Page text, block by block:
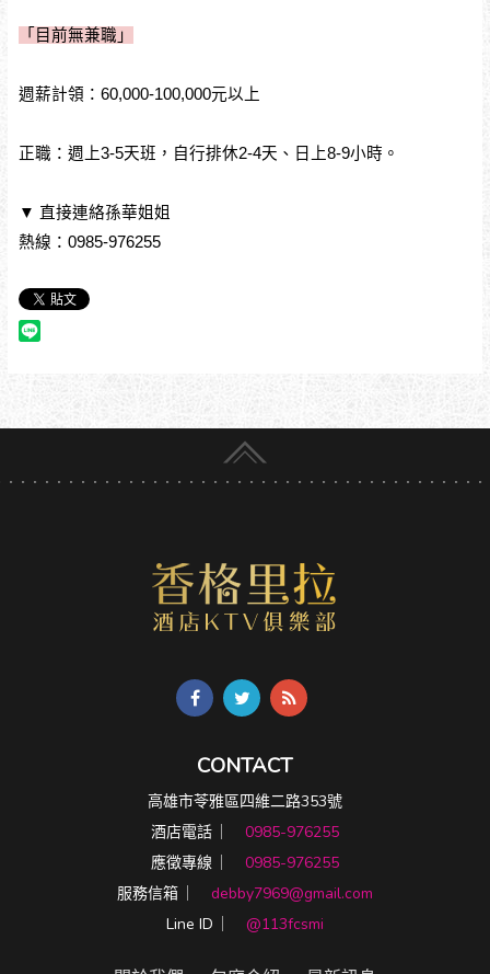
「目前無兼職」
週薪計領：60,000-100,000元以上
正職：週上3-5天班，自行排休2-4天、日上8-9小時。
▼ 直接連絡孫華姐姐
熱線：0985-976255
CONTACT
高雄市苓雅區四維二路353號
酒店電話 ︳ 0985-976255
應徵專線 ︳ 0985-976255
服務信箱 ︳ debby7969@gmail.com
Line ID ︳ @113fcsmi